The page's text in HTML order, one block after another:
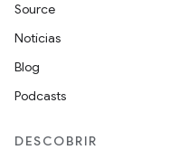
Source
Notícias
Blog
Podcasts
DESCOBRIR